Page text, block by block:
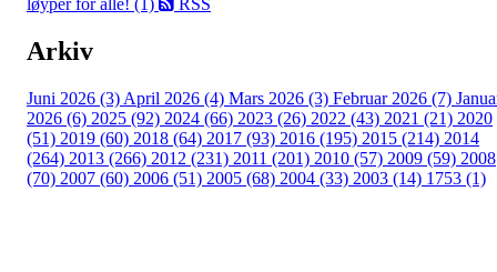
Arkiv
Juni 2026 (3) April 2026 (4) Mars 2026 (3) Februar 2026 (7)
2026 (6) 2025 (92) 2024 (66) 2023 (26) 2022 (43) 2021 (21) 2020
(51) 2019 (60) 2018 (64) 2017 (93) 2016 (195) 2015 (214) 2014
(264) 2013 (266) 2012 (231) 2011 (201) 2010 (57) 2009 (59) 2008
(70) 2007 (60) 2006 (51) 2005 (68) 2004 (33) 2003 (14) 1753 (1)